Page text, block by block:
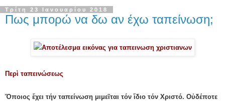
Τρίτη 23 Ιανουαρίου 2018
Πως μπορώ να δω αν έχω ταπείνωση;
Περὶ ταπεινώσεως
Ὅποιος ἔχει τήν ταπείνωση μιμεῖται τόν ἴδιο τόν Χριστό. Οὐδέποτε